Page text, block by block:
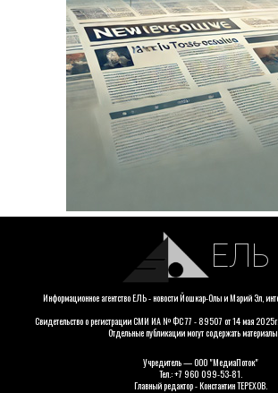
ЕЛЬ
Информационное агентство ЕЛЬ - новости Йошкар-Олы и Марий Эл,
Свидетельство о регистрации СМИ ИА № ФС 77 - 89507 от 14 мая
Отдельные публикации могут содержать
Учредитель — ООО "МедиаПоток"
Тел.: +7 960 099-53-81.
Главный редактор - Константин ТЕРЕХОВ.